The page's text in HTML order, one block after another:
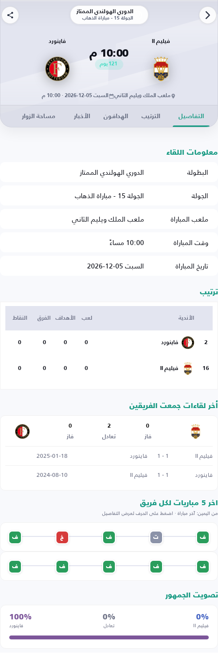
الدوري الهولندي الممتاز
الجولة 15 - مباراة الذهاب
فيليم II
10:00 م
121 يوم
فاينورد
ملعب الملك ويليم الثاني السبت 05-12-2026 · 10:00 م
التفاصيل الترتيب الهدافون الأخبار مساحة الزوار
معلومات اللقاء
البطولة
الدوري الهولندي الممتاز
الجولة
الجولة 15 - مباراة الذهاب
ملعب المباراة
ملعب الملك ويليم الثاني
وقت المباراة
10:00 مساءً
تاريخ المباراة
السبت 05-12-2026
ترتيب
الأندية لعب الأهداف الفرق النقاط
2 فاينورد 0
0
0
0
16 فيليم II 0
0
0
0
أخر لقاءات جمعت الفريقين
0
فاز
2
تعادل
0
فاز
فيليم II 1 - 1 فاينورد
2025-01-18
فاينورد
1 - 1 فيليم II 2024-08-10
اخر 5 مباريات لكل فريق
من اليمين: آخر مباراة · اضغط على الحرف لعرض التفاصيل
ف ت ف خ ف
ف ف ف ف ف
تصويت الجمهور
0%
فيليم II
0%
تعادل
100%
فاينورد